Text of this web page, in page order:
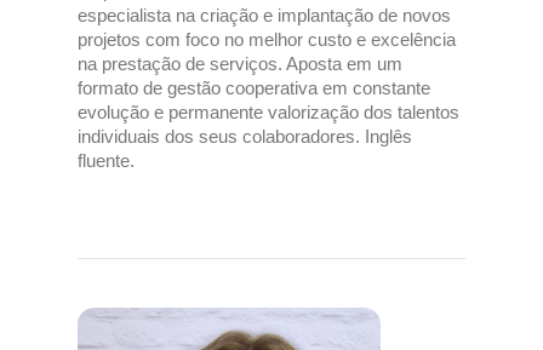
especialista na criação e implantação de novos
projetos com foco no melhor custo e excelência
na prestação de serviços. Aposta em um
formato de gestão cooperativa em constante
evolução e permanente valorização dos talentos
individuais dos seus colaboradores. Inglês
fluente.